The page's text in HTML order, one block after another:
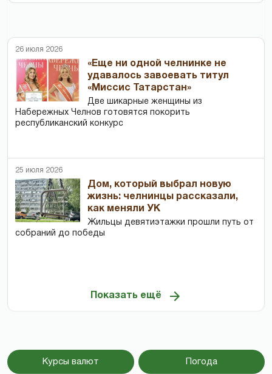
26 июля 2026
«Еще ни одной челнинке не
удавалось завоевать титул
«Миссис Татарстан»
Две шикарные женщины из
Набережных Челнов готовятся покорить
республиканский конкурс
25 июля 2026
Дом, который выбрал новую
жизнь: челнинцы рассказали,
как меняли УК
Жильцы девятиэтажки прошли путь от
собраний до победы
Показать ещё
Курсы валют Погода